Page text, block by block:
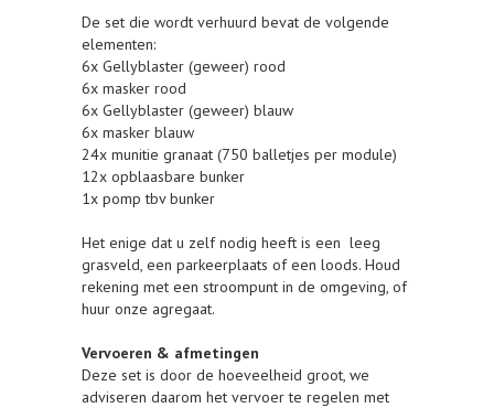
De set die wordt verhuurd bevat de volgende
elementen:
6x Gellyblaster (geweer) rood
6x masker rood
6x Gellyblaster (geweer) blauw
6x masker blauw
24x munitie granaat (750 balletjes per module)
12x opblaasbare bunker
1x pomp tbv bunker
Het enige dat u zelf nodig heeft is een leeg
grasveld, een parkeerplaats of een loods. Houd
rekening met een stroompunt in de omgeving, of
huur onze agregaat.
Vervoeren & afmetingen
Deze set is door de hoeveelheid groot, we
adviseren daarom het vervoer te regelen met